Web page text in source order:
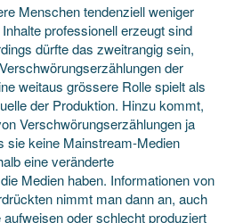
Menschen tendenziell weniger
professionell erzeugt sind
dürfte das zweitrangig sein,
der
weitaus grössere Rolle spielt als
der Produktion. Hinzu kommt,
Verschwörungserzählungen ja
sie keine Mainstream-Medien
eine veränderte
Medien haben. Informationen von
nimmt man dann an, auch
oder schlecht produziert